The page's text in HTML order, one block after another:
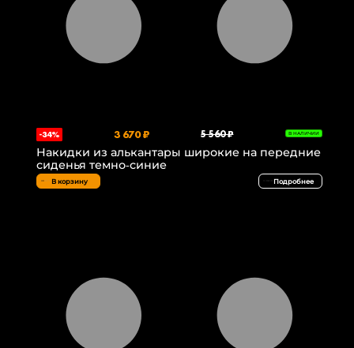
-34% 3 670 ₽ 5 560 ₽ В НАЛИЧИИ
Накидки из алькантары широкие на передние
сиденья темно-синие
В корзину Подробнее